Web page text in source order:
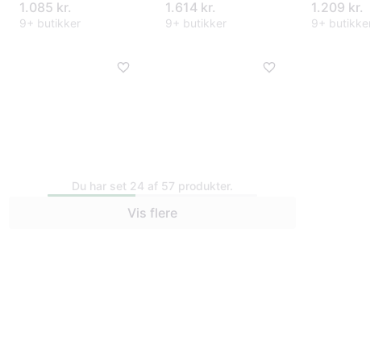
1.085 kr.
9+ butikker
1.614 kr.
9+ butikker
1.209 kr.
9+
Rems pressring
PowerPress XL 76,1
Rems MINI-PRESS
S 22V Acc BASIC-
Du har set 24 af 57 produkter.
Vis flere